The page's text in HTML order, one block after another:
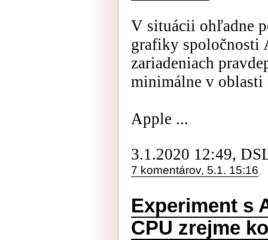
V situácii ohľadne
grafiky spoločnosti
zariadeniach
minimálne v
Apple ...
3.1.2020 12:49,
7 komentárov, 5.1. 15:16
Experiment s
CPU zrejme